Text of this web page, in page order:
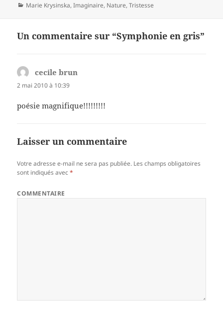
Catégories
Marie Krysinska,Imaginaire, Nature,Tristesse
Un commentaire sur “Symphonie en gris”
cecile brun
2 mai 2010 à 10:39
poésie magnifique!!!!!!!!!
Laisser un commentaire
Votre adresse e-mail ne sera pas publiée. Les champs obligatoires
sont indiqués avec*
COMMENTAIRE